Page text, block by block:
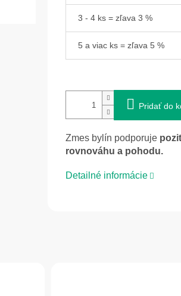
3 - 4 ks = zľava 3 %
5 a viac ks = zľava 5 %
Pridať do
Zmes bylín podporuje
rovnováhu a pohodu.
Detailné informácie